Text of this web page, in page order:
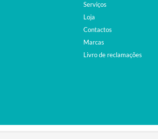
Serviços
Loja
Contactos
Marcas
Livro de reclamações